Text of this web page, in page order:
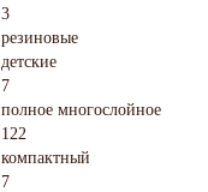
3
резиновые
детские
7
полное многослойное
122
компактный
7